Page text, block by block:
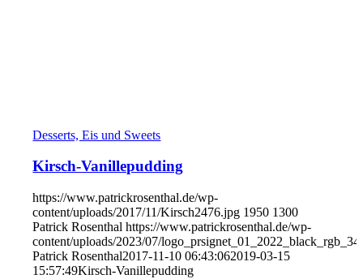
Desserts, Eis und Sweets
Kirsch-Vanillepudding
https://www.patrickrosenthal.de/wp-
content/uploads/2017/11/Kirsch2476.jpg 1950 1300
Patrick Rosenthal https://www.patrickrosenthal.de/wp-
content/uploads/2023/07/
Patrick Rosenthal2017-11-10 06:43:062019-03-15
15:57:49Kirsch-Vanillepudding